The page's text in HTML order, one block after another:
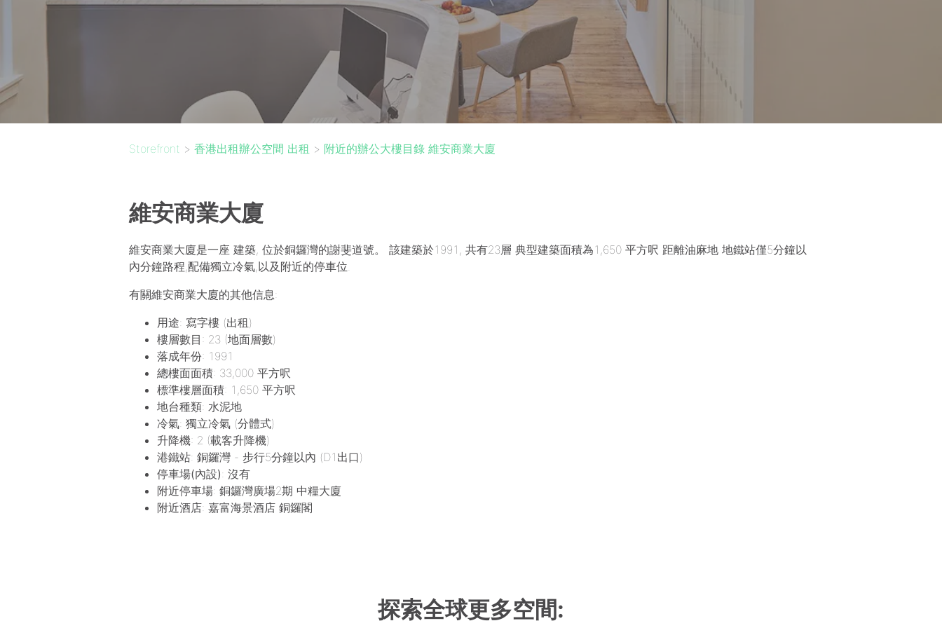
Storefront > 香港出租辦公空間 出租 > 附近的辦公大樓目錄 維安商業大廈
維安商業大廈
維安商業大廈是一座 建築, 位於銅鑼灣的謝斐道號。 該建築於1991, 共有23層 典型建築面積為1,650 平方呎 距離油麻地 地鐵站僅5分鐘以
內分鐘路程,配備獨立冷氣,以及附近的停車位.
有關維安商業大廈的其他信息:
用途: 寫字樓 (出租)
樓層數目 : 23 (地面層數)
落成年份: 1991
總樓面面積: 33,000 平方呎
標準樓層面積: 1,650 平方呎
地台種類: 水泥地
冷氣: 獨立冷氣 (分體式)
升降機: 2 (載客升降機)
港鐵站: 銅鑼灣 - 步行5分鐘以內 (D1出口)
停車場(內設): 沒有
附近停車場: 銅鑼灣廣場2期 中糧大廈
附近酒店: 嘉富海景酒店 銅鑼閣
探索全球更多空間: